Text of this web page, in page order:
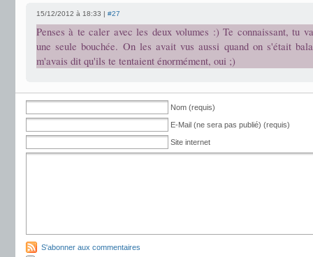
15/12/2012 à 18:33 | #27
Penses à te caler avec les deux volumes :) Te connaissant, tu
une seule bouchée. On les avait vus aussi quand on s'était
m'avais dit qu'ils te tentaient énormément, oui ;)
Nom (requis)
E-Mail (ne sera pas publié) (requis)
Site internet
S'abonner aux commentaires